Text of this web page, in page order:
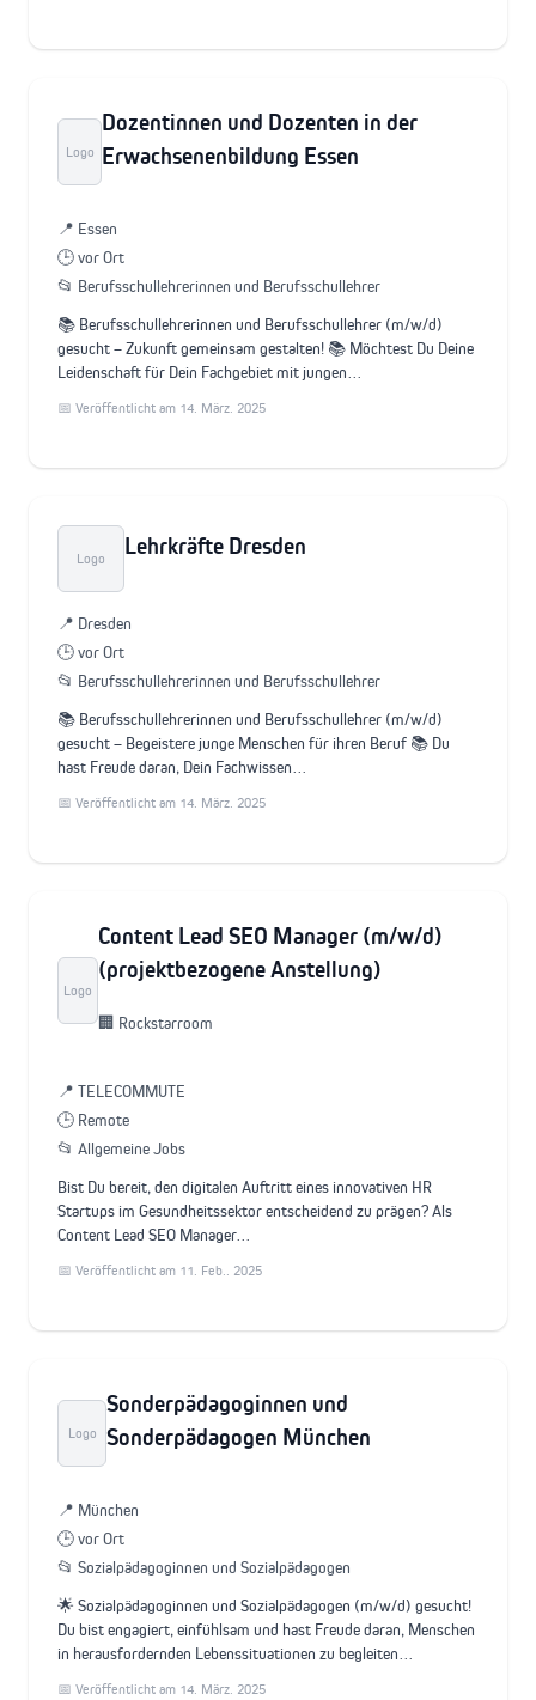
Logo
Dozentinnen und Dozenten in der
Erwachsenenbildung Essen
📍 Essen
🕒 vor Ort
📂 Berufsschullehrerinnen und Berufsschullehrer
📚 Berufsschullehrerinnen und Berufsschullehrer (m/w/d)
gesucht – Zukunft gemeinsam gestalten! 📚 Möchtest Du Deine
Leidenschaft für Dein Fachgebiet mit jungen…
📅 Veröffentlicht am 14. März. 2025
Logo Lehrkräfte Dresden
📍 Dresden
🕒 vor Ort
📂 Berufsschullehrerinnen und Berufsschullehrer
📚 Berufsschullehrerinnen und Berufsschullehrer (m/w/d)
gesucht – Begeistere junge Menschen für ihren Beruf 📚 Du
hast Freude daran, Dein Fachwissen…
📅 Veröffentlicht am 14. März. 2025
Logo
Content Lead SEO Manager (m/w/d)
(projektbezogene Anstellung)
🏢 Rockstarroom
📍 TELECOMMUTE
🕒 Remote
📂 Allgemeine Jobs
Bist Du bereit, den digitalen Auftritt eines innovativen HR
Startups im Gesundheitssektor entscheidend zu prägen? Als
Content Lead SEO Manager…
📅 Veröffentlicht am 11. Feb.. 2025
Logo
Sonderpädagoginnen und
Sonderpädagogen München
📍 München
🕒 vor Ort
📂 Sozialpädagoginnen und Sozialpädagogen
🌟 Sozialpädagoginnen und Sozialpädagogen (m/w/d) gesucht!
Du bist engagiert, einfühlsam und hast Freude daran, Menschen
in herausfordernden Lebenssituationen zu begleiten…
📅 Veröffentlicht am 14. März. 2025